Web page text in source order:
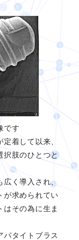
です
着して以来、
択肢のひとつと
く導入され、
が求められてい
はその為に生ま
パタイトブラス